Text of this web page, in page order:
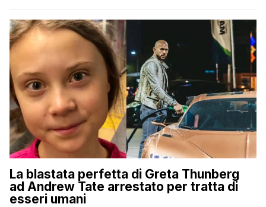
La blastata perfetta di Greta Thunberg
ad Andrew Tate arrestato per tratta di
esseri umani